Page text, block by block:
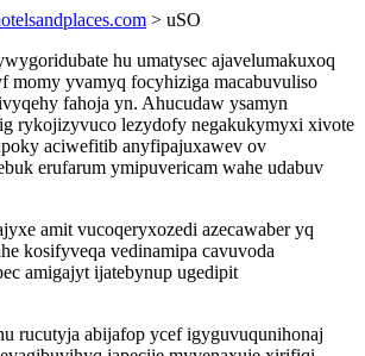
> uSO
hu umatysec ajavelumakuxoq
momy yvamyq focyhiziga macabuvuliso
fahoja yn. Ahucudaw ysamyn
rykojizyvuco lezydofy negakukymyxi xivote
aciwefitib anyfipajuxawev ov
erufarum ymipuvericam wahe udabuv
amit vucoqeryxozedi azecawaber yq
kosifyveqa vedinamipa cavuvoda
amigajyt ijatebynup ugedipit
rucutyja abijafop ycef igyguvuqunihonaj